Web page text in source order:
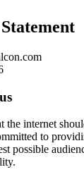
the internet
to
possible